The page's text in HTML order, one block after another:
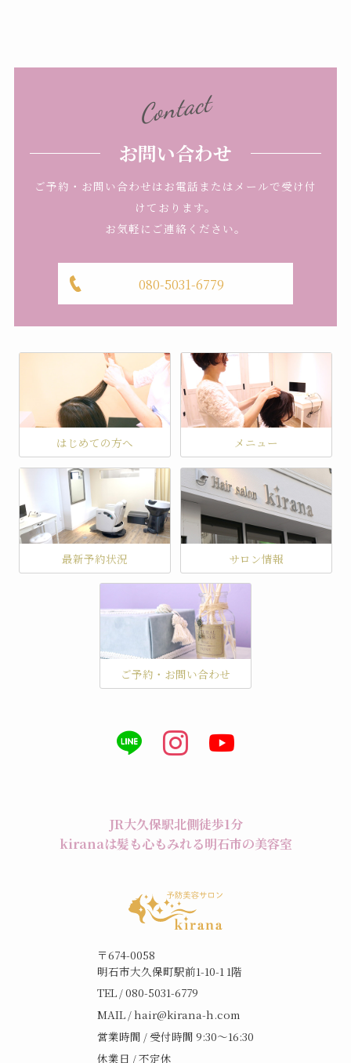
Contact
お問い合わせ
ご予約・お問い合わせはお電話またはメールで受け付
けております。
お気軽にご連絡ください。
080-5031-6779
はじめての方へ メニュー
最新予約状況 サロン情報
ご予約・お問い合わせ
JR大久保駅北側徒歩1分
kiranaは髪も心もみれる明石市の美容室
〒674-0058
明石市大久保町駅前1-10-1 1階
TEL / 080-5031-6779
MAIL /hair@kirana-h.com
営業時間 / 受付時間 9:30〜16:30
休業日 / 不定休